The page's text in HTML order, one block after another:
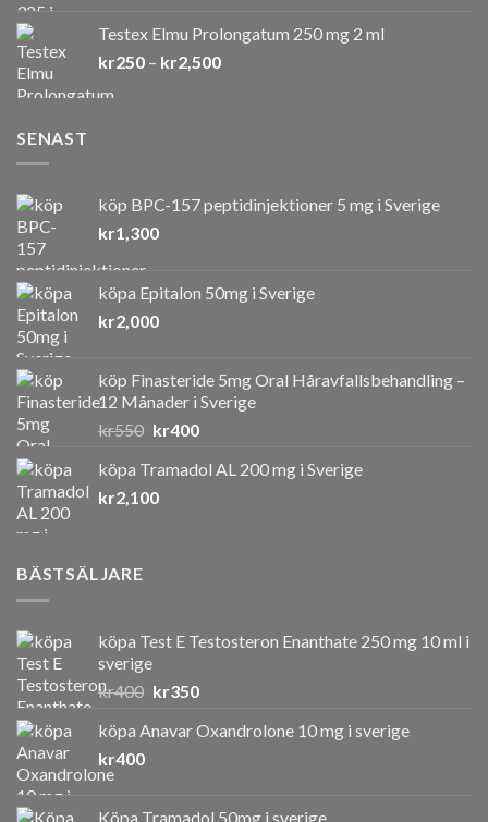
kr8,000
Testex Elmu Prolongatum 250 mg 2 ml
kr250 – kr2,500Prisintervall:
SENAST
köp BPC-157 peptidinjektioner 5 mg i Sverige
kr1,300
köpa Epitalon 50mg i Sverige
kr2,000
köp Finasteride 5mg Oral Håravfallsbehandling –
12 Månader i Sverige
kr550 Det
priset
var:
kr400Det
priset
köpa Tramadol AL 200 mg i Sverige
kr2,100
BÄSTSÄLJARE
köpa Test E Testosteron Enanthate 250 mg 10 ml i
sverige
kr400 Det
priset
kr350Det
priset
köpa Anavar Oxandrolone 10 mg i sverige
kr400
Köpa Tramadol 50mg i sverige